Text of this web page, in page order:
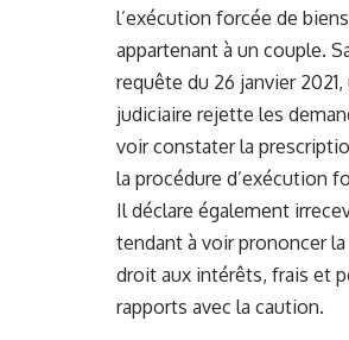
l’exécution forcée de
appartenant à un couple.
requête du 26 janvier
judiciaire rejette les
voir constater la
la procédure d’exécution
Il déclare également
tendant à voir prononcer
droit aux intérêts, frais et
rapports avec la caution.